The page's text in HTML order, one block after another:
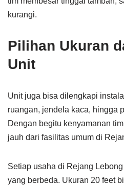
kurangi.
Pilihan Ukuran
Unit
Unit juga bisa dilengkapi
ruangan, jendela kaca, hingga
Dengan begitu kenyamanan
jauh dari fasilitas umum di
Setiap usaha di Rejang
yang berbeda. Ukuran 20 feet